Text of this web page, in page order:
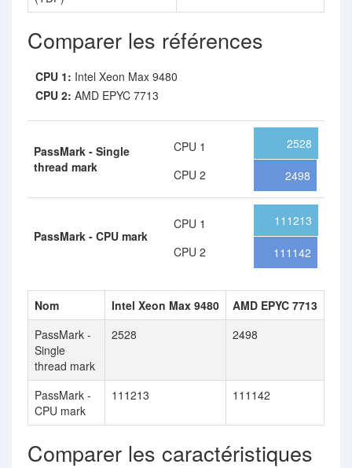
Comparer les références
CPU 1: Intel Xeon Max 9480
CPU 2: AMD EPYC 7713
PassMark - Single
thread mark
CPU 1
CPU 2
2528
2498
PassMark - CPU mark
CPU 1
CPU 2
111213
111142
Nom Intel Xeon Max 9480
AMD EPYC 7713
PassMark -
Single
thread mark
2528 2498
PassMark -
CPU mark
111213 111142
Comparer les caractéristiques